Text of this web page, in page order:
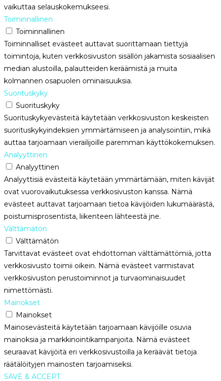
vaikuttaa selauskokemukseesi.
Toiminnallinen
Toiminnallinen
Toiminnalliset evästeet auttavat suorittamaan tiettyjä
toimintoja, kuten verkkosivuston sisällön jakamista sosiaalisen
median alustoilla, palautteiden keräämistä ja muita
kolmannen osapuolen ominaisuuksia.
Suorituskyky
Suorituskyky
Suorituskykyevästeitä käytetään verkkosivuston keskeisten
suorituskykyindeksien ymmärtämiseen ja analysointiin, mikä
auttaa tarjoamaan vierailijoille paremman käyttökokemuksen.
Analyyttinen
Analyyttinen
Analyyttisiä evästeitä käytetään ymmärtämään, miten kävijät
ovat vuorovaikutuksessa verkkosivuston kanssa. Nämä
evästeet auttavat tarjoamaan tietoa kävijöiden lukumäärästä,
poistumisprosentista, liikenteen lähteestä jne.
Välttämätön
Välttämätön
Tarvittavat evästeet ovat ehdottoman välttämättömiä, jotta
verkkosivusto toimii oikein. Nämä evästeet varmistavat
verkkosivuston perustoiminnot ja turvaominaisuudet
nimettömästi.
Mainokset
Mainokset
Mainosevästeitä käytetään tarjoamaan kävijöille osuvia
mainoksia ja markkinointikampanjoita. Nämä evästeet
seuraavat kävijöitä eri verkkosivustoilla ja keräävät tietoja
räätälöityjen mainosten tarjoamiseksi.
SAVE & ACCEPT